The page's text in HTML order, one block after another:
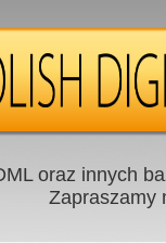
oraz innych
Zapraszamy